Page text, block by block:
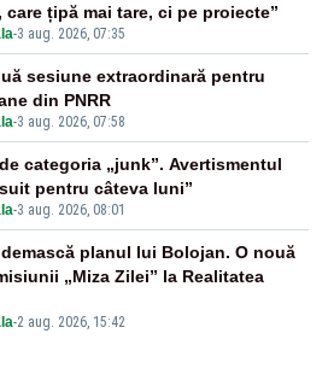
-3 aug. 2026, 07:35
țipă mai tare, ci pe proiecte”
-3 aug. 2026, 07:58
sesiune extraordinară pentru
din PNRR
-3 aug. 2026, 08:01
categoria „junk”. Avertismentul
pentru câteva luni”
-2 aug. 2026, 15:42
planul lui Bolojan. O nouă
„Miza Zilei” la Realitatea